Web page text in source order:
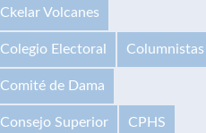
Ckelar Volcanes
Colegio Electoral Columnistas
Comité de Dama
Consejo Superior CPHS